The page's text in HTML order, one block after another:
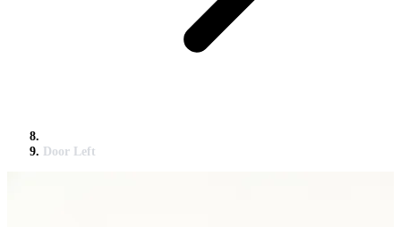
Door Left